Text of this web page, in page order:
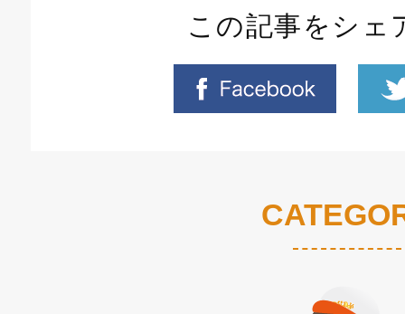
この記事をシェ